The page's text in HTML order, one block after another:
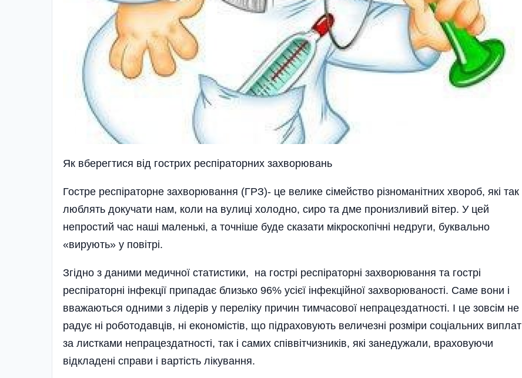
Як вберегтися від гострих респіраторних захворювань
Гостре респіраторне захворювання (ГРЗ)- це велике сімейство різноманітних хвороб, які так
люблять докучати нам, коли на вулиці холодно, сиро та дме пронизливий вітер. У цей
непростий час наші маленькі, а точніше буде сказати мікроскопічні недруги, буквально
«вирують» у повітрі.
Згідно з даними медичної статистики, на гострі респіраторні захворювання та гострі
респіраторні інфекції припадає близько 96% усієї інфекційної захворюваності. Саме вони і
вважаються одними з лідерів у переліку причин тимчасової непрацездатності. І це зовсім не
радує ні роботодавців, ні економістів, що підраховують величезні розміри соці­альних виплат
за листками непрацездатності, так і самих співвітчизників, які занедужали, враховуючи
відкладені справи і вар­тість лікування.